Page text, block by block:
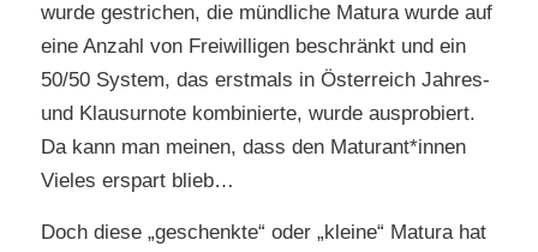
wurde gestrichen, die mündliche Matura wurde auf
eine Anzahl von Freiwilligen beschränkt und ein
50/50 System, das erstmals in Österreich Jahres-
und Klausurnote kombinierte, wurde ausprobiert.
Da kann man meinen, dass den Maturant*innen
Vieles erspart blieb…
Doch diese „geschenkte“ oder „kleine“ Matura hat